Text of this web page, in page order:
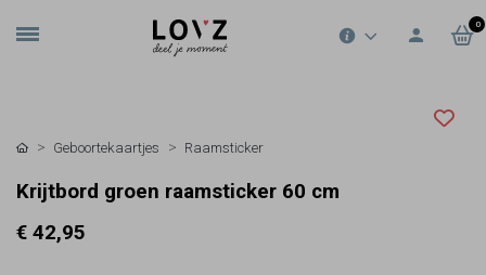
0
Geboortekaartjes Raamsticker
Krijtbord groen raamsticker 60 cm
€ 42,95